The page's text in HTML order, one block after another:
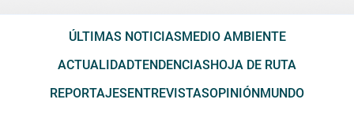
ÚLTIMAS NOTICIASMEDIO AMBIENTE
ACTUALIDADTENDENCIASHOJA DE RUTA
REPORTAJESENTREVISTASOPINIÓNMUNDO